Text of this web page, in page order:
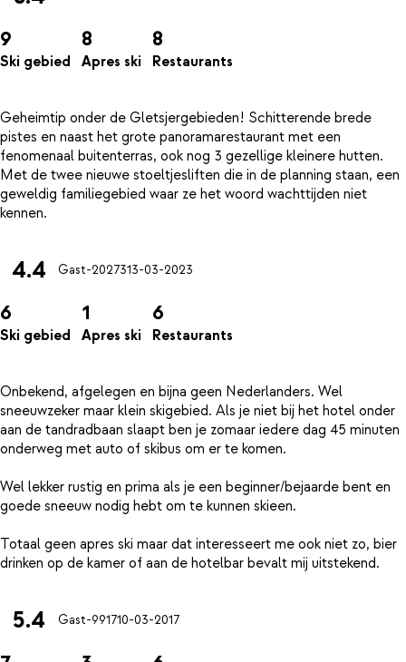
9
Ski gebied
8
Apres ski
8
Restaurants
Geheimtip onder de Gletsjergebieden! Schitterende brede
pistes en naast het grote panoramarestaurant met een
fenomenaal buitenterras, ook nog 3 gezellige kleinere hutten.
Met de twee nieuwe stoeltjesliften die in de planning staan, een
geweldig familiegebied waar ze het woord wachttijden niet
4.4 Gast-2027313-03-2023
6
Ski gebied
1
Apres ski
6
Restaurants
Onbekend, afgelegen en bijna geen Nederlanders. Wel
sneeuwzeker maar klein skigebied. Als je niet bij het hotel onder
aan de tandradbaan slaapt ben je zomaar iedere dag 45 minuten
onderweg met auto of skibus om er te komen.
Wel lekker rustig en prima als je een beginner/bejaarde bent en
goede sneeuw nodig hebt om te kunnen skieen.
Totaal geen apres ski maar dat interesseert me ook niet zo, bier
5.4 Gast-991710-03-2017